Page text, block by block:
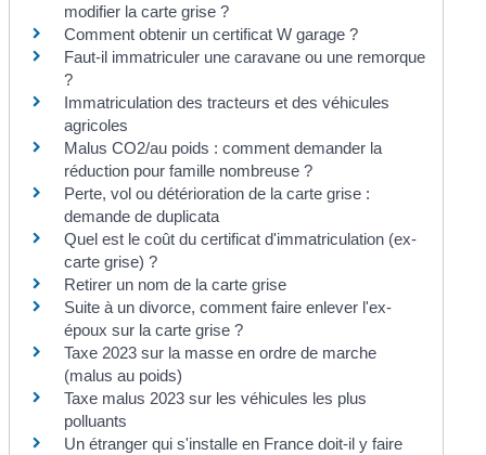
modifier la carte grise ?
Comment obtenir un certificat W garage ?
Faut-il immatriculer une caravane ou une remorque
?
Immatriculation des tracteurs et des véhicules
agricoles
Malus CO2/au poids : comment demander la
réduction pour famille nombreuse ?
Perte, vol ou détérioration de la carte grise :
demande de duplicata
Quel est le coût du certificat d'immatriculation (ex-
carte grise) ?
Retirer un nom de la carte grise
Suite à un divorce, comment faire enlever l'ex-
époux sur la carte grise ?
Taxe 2023 sur la masse en ordre de marche
(malus au poids)
Taxe malus 2023 sur les véhicules les plus
polluants
Un étranger qui s'installe en France doit-il y faire